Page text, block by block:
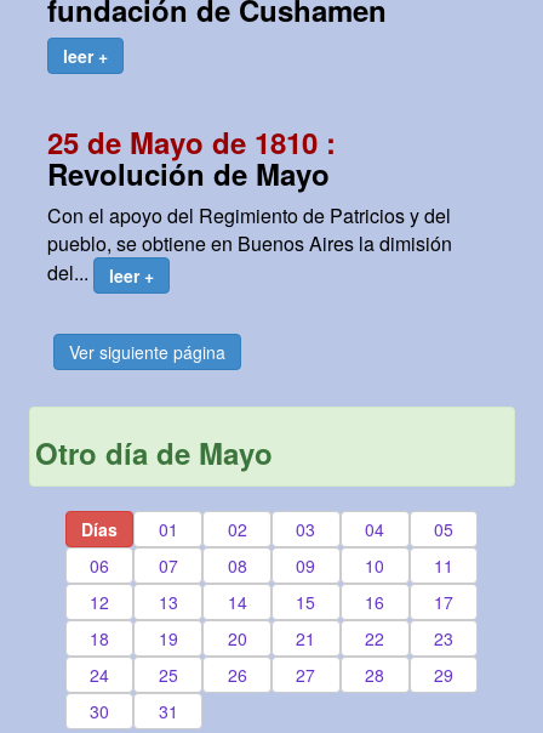
fundación de Cushamen
leer +
25 de Mayo de 1810 :
Revolución de Mayo
Con el apoyo del Regimiento de Patricios y del
pueblo, se obtiene en Buenos Aires la dimisión
del...
leer +
Ver siguiente página
Otro día de Mayo
Días 01 02 03 04
05
06
07 08 09 10
11
12
13 14 15 16
17
18
19 20 21 22
23
24
25 26 27 28
29
30
31